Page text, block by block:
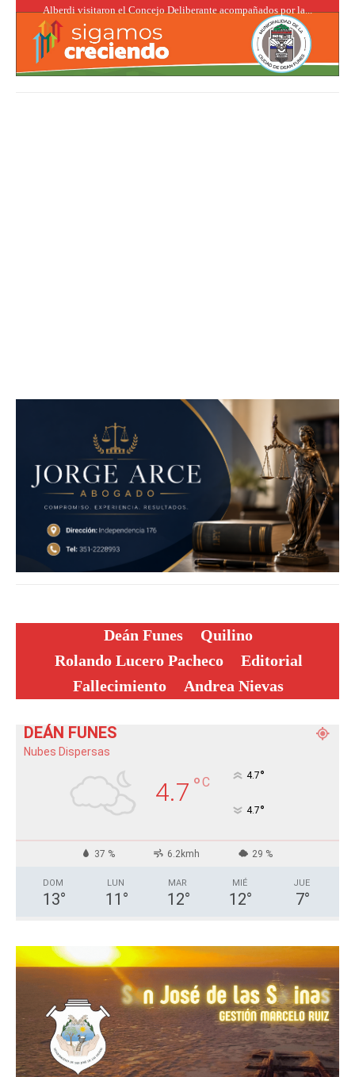
Alberdi visitaron el Concejo Deliberante acompañados por la...
Deán Funes
Quilino
Rolando Lucero Pacheco
Editorial
Fallecimiento
Andrea Nievas
DEÁN FUNES
Nubes Dispersas
4.7 °C 4.7°
4.7°
37 % 6.2kmh 29 %
DOM
13°
LUN
11 °
MAR
12°
MIÉ
12°
JUE
7°